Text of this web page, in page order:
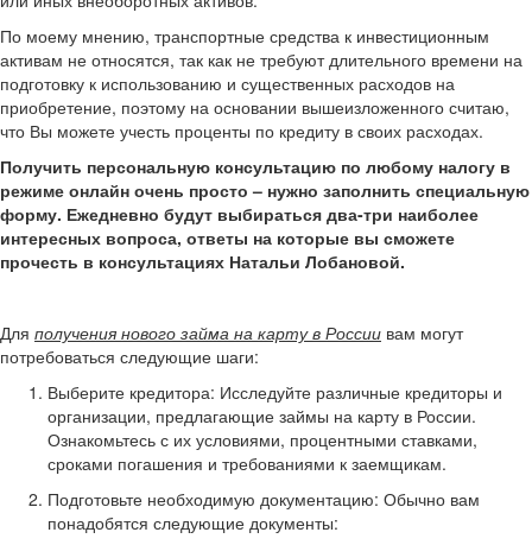
По моему мнению, транспортные средства к инвестиционным
активам не относятся, так как не требуют длительного времени на
подготовку к использованию и существенных расходов на
приобретение, поэтому на основании вышеизложенного считаю,
что Вы можете учесть проценты по кредиту в своих расходах.
Получить персональную консультацию по любому налогу в
режиме онлайн очень просто – нужно заполнить специальную
форму. Ежедневно будут выбираться два-три наиболее
интересных вопроса, ответы на которые вы сможете
прочесть в консультациях Натальи Лобановой.
Для получения нового займа на карту в России вам могут
потребоваться следующие шаги:
Выберите кредитора: Исследуйте различные кредиторы и
организации, предлагающие займы на карту в России.
Ознакомьтесь с их условиями, процентными ставками,
сроками погашения и требованиями к заемщикам.
Подготовьте необходимую документацию: Обычно вам
понадобятся следующие документы: